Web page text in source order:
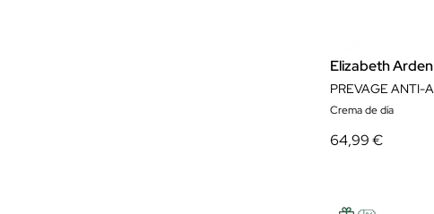
Elizabeth Arden
Crema de día
64,99 €